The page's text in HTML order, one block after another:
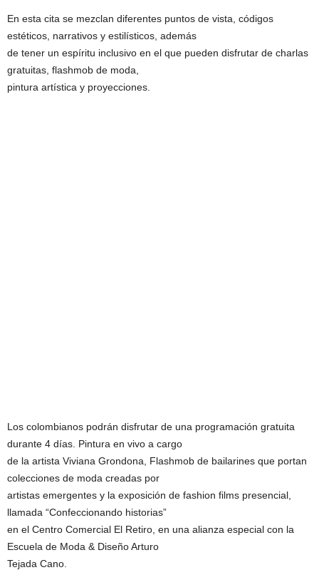
En esta cita se mezclan diferentes puntos de vista, códigos
estéticos, narrativos y estilísticos, además
de tener un espíritu inclusivo en el que pueden disfrutar de charlas
gratuitas, flashmob de moda,
pintura artística y proyecciones.
Los colombianos podrán disfrutar de una programación gratuita
durante 4 días. Pintura en vivo a cargo
de la artista Viviana Grondona, Flashmob de bailarines que portan
colecciones de moda creadas por
artistas emergentes y la exposición de fashion films presencial,
llamada “Confeccionando historias”
en el Centro Comercial El Retiro, en una alianza especial con la
Escuela de Moda & Diseño Arturo
Tejada Cano.